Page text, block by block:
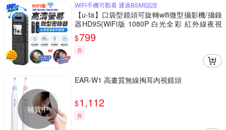
WiFi手機可觀看 通過BSMI認證
【u-ta】口袋型鏡頭可旋轉wifi微型攝影機/攝錄
器HD9S(WiFi版 1080P 白光全彩 紅外線夜視
可選)
$799
券
補貨中
EAR-W1 高畫質無線掏耳內視鏡頭
$1,112
券